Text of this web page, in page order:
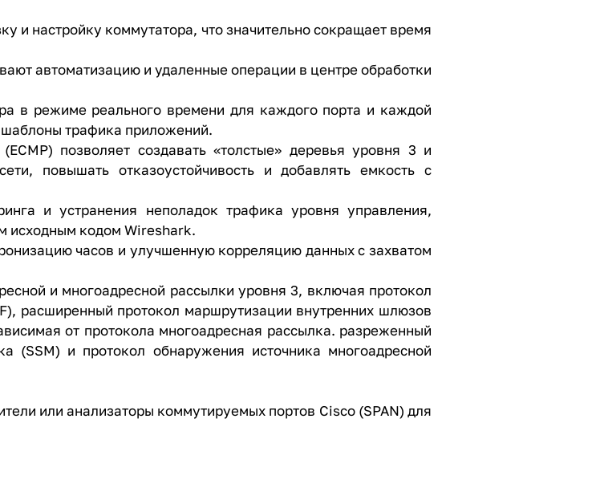
и настройку коммутатора, что значительно сокращает время
автоматизацию и удаленные операции в центре обработки
в режиме реального времени для каждого порта и каждой
шаблоны трафика приложений.
позволяет создавать «толстые» деревья уровня 3 и
повышать отказоустойчивость и добавлять емкость с
и устранения неполадок трафика уровня управления,
исходным кодом Wireshark.
часов и улучшенную корреляцию данных с захватом
и многоадресной рассылки уровня 3, включая протокол
расширенный протокол маршрутизации внутренних шлюзов
от протокола многоадресная рассылка. разреженный
(SSM) и протокол обнаружения источника многоадресной
или анализаторы коммутируемых портов Cisco (SPAN) для